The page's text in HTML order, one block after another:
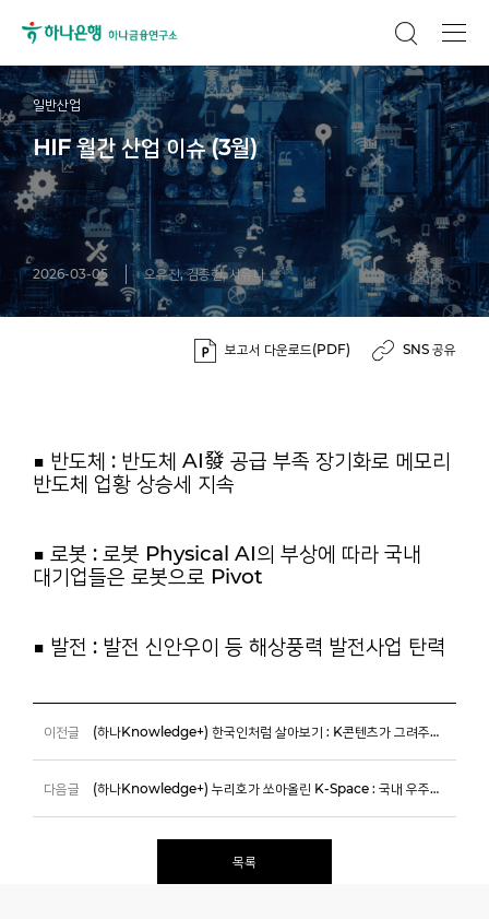
일반산업
HIF 월간 산업 이슈 (3월)
2026-03-05 오유진, 김종현, 서유나
보고서 다운로드(PDF) SNS 공유
■ 반도체 : 반도체 AI發 공급 부족 장기화로 메모리
반도체 업황 상승세 지속
■ 로봇 : 로봇 Physical AI의 부상에 따라 국내
대기업들은 로봇으로 Pivot
■ 발전 : 발전 신안우이 등 해상풍력 발전사업 탄력
이전글 (하나Knowledge+) 한국인처럼 살아보기 : K콘텐츠가 그려주는 관광지도
다음글 (하나Knowledge+) 누리호가 쏘아올린 K-Space : 국내 우주산업 성장전략 점검
목록